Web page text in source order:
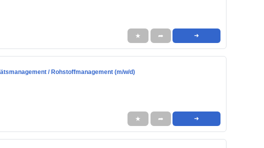
★ ➦ ➜
/ Rohstoffmanagement (m/w/d)
★ ➦ ➜